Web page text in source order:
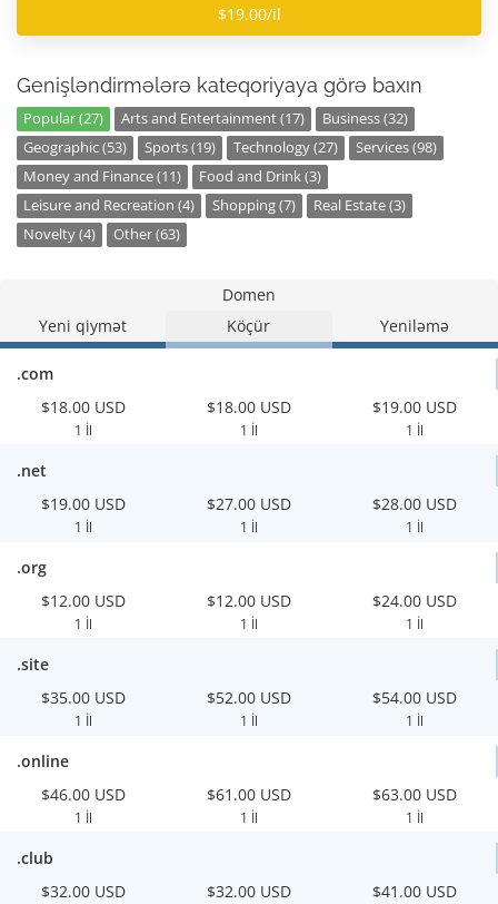
$19.00/il
Genişləndirmələrə kateqoriyaya görə baxın
Popular (27) Arts and Entertainment (17)
Business (32)
Geographic (53)
Sports (19) Technology (27)
Services (98)
Money and Finance (11)
Food and Drink (3)
Leisure and Recreation (4)
Shopping (7)
Real Estate (3)
Novelty (4)
Other (63)
Domen
Yeni qiymət
Köçür Yeniləmə
.com
$18.00 USD
1 İl
$18.00 USD
1 İl
$19.00 USD
1 İl
.net
$19.00 USD
1 İl
$27.00 USD
1 İl
$28.00 USD
1 İl
.org
$12.00 USD
1 İl
$12.00 USD
1 İl
$24.00 USD
1 İl
.site
$35.00 USD
1 İl
$52.00 USD
1 İl
$54.00 USD
1 İl
.online
$46.00 USD
1 İl
$61.00 USD
1 İl
$63.00 USD
1 İl
.club
$32.00 USD
$32.00 USD $41.00 USD